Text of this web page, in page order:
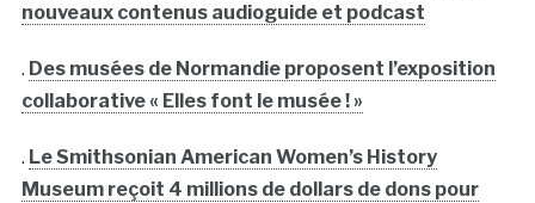
nouveaux contenus audioguide et podcast
. Des musées de Normandie proposent l’exposition
collaborative « Elles font le musée ! »
. Le Smithsonian American Women’s History
Museum reçoit 4 millions de dollars de dons pour